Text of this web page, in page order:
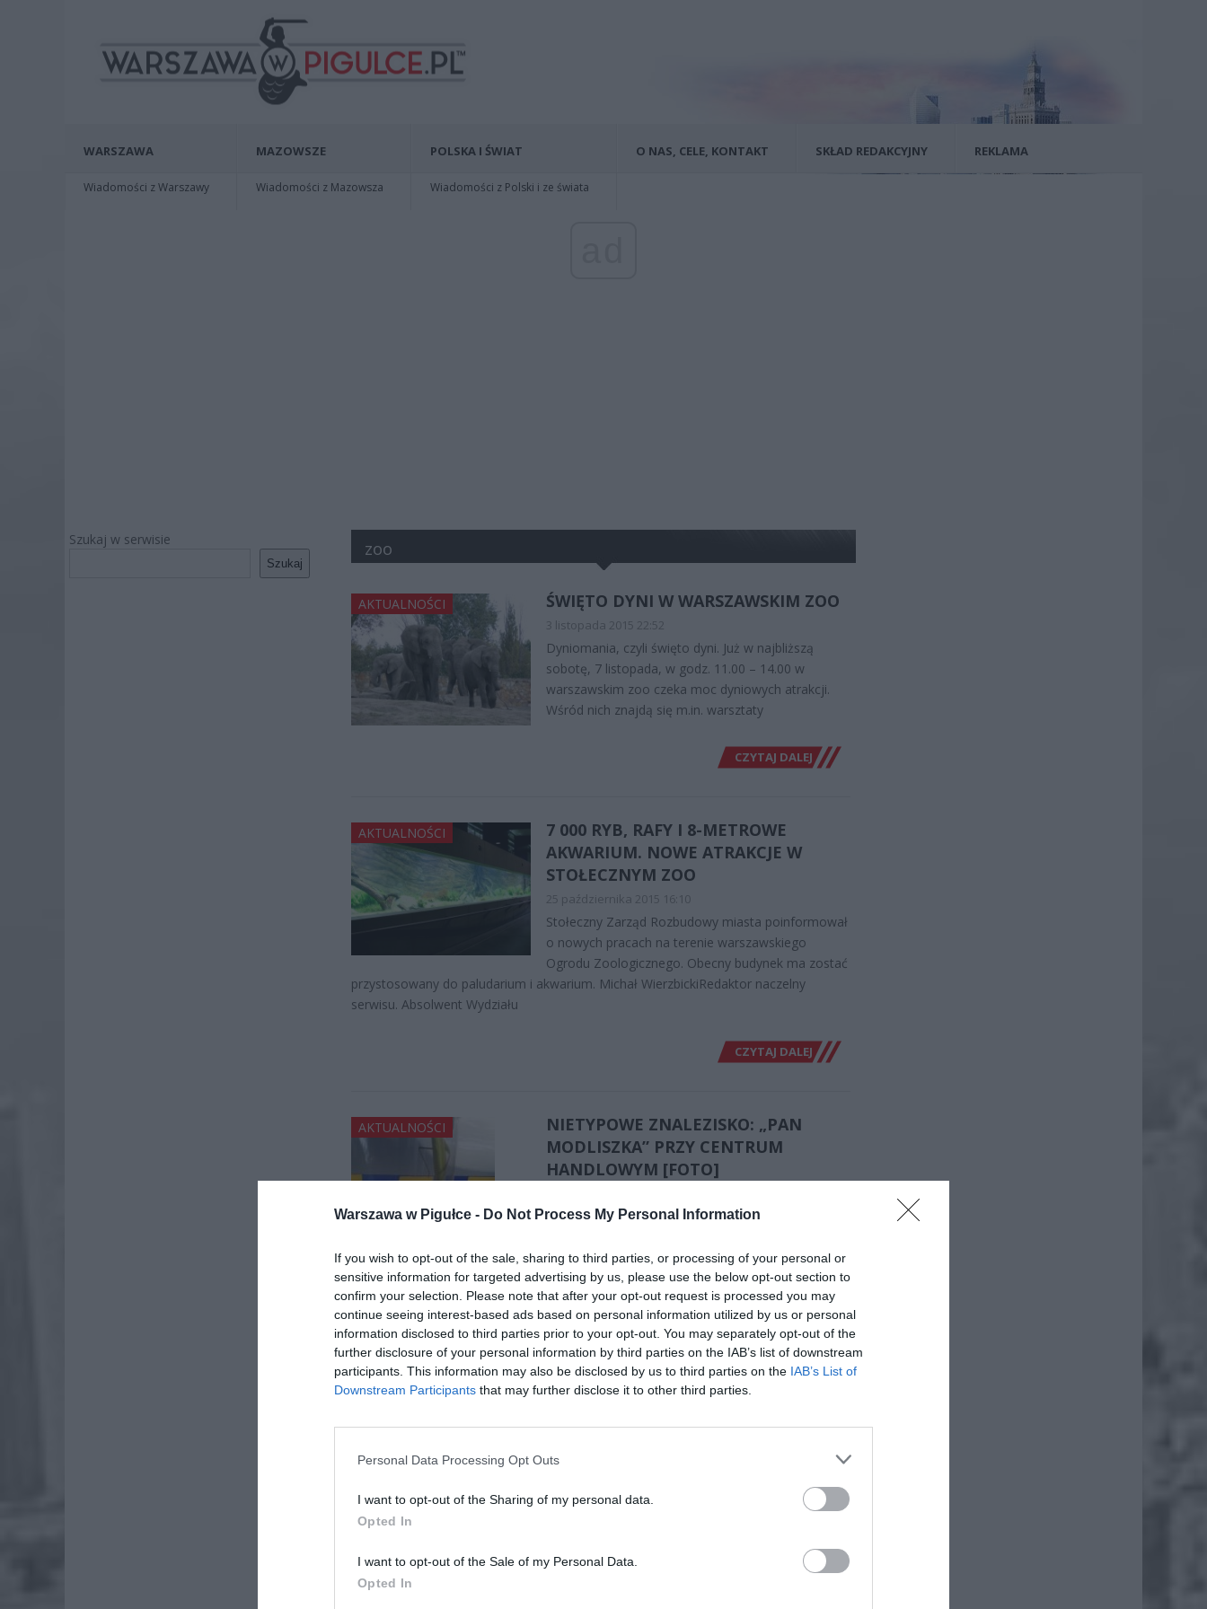
Warszawa w Pigułce - Do Not Process My Personal Information
If you wish to opt-out of the sale, sharing to third parties, or processing of your personal or
sensitive information for targeted advertising by us, please use the below opt-out section to
confirm your selection. Please note that after your opt-out request is processed you may
continue seeing interest-based ads based on personal information utilized by us or personal
information disclosed to third parties prior to your opt-out. You may separately opt-out of the
further disclosure of your personal information by third parties on the IAB’s list of downstream
participants. This information may also be disclosed by us to third parties on the IAB’s List of
Downstream Participants that may further disclose it to other third parties.
Personal Data Processing Opt Outs
I want to opt-out of the Sharing of my personal data.
Opted In
I want to opt-out of the Sale of my Personal Data.
Opted In
WARSZAWA
Wiadomości z Warszawy
MAZOWSZE
Wiadomości z Mazowsza
POLSKA I ŚWIAT
Wiadomości z Polski i ze świata
O NAS, CELE, KONTAKT SKŁAD REDAKCYJNY REKLAMA
Szukaj w serwisie
Szukaj
zoo
AKTUALNOŚCI ŚWIĘTO DYNI W WARSZAWSKIM ZOO
3 listopada 2015 22:52
Dyniomania, czyli święto dyni. Już w najbliższą
sobotę, 7 listopada, w godz. 11.00 – 14.00 w
warszawskim zoo czeka moc dyniowych atrakcji.
Wśród nich znajdą się m.in. warsztaty
CZYTAJ DALEJ
AKTUALNOŚCI
7 000 RYB, RAFY I 8-METROWE
AKWARIUM. NOWE ATRAKCJE W
STOŁECZNYM ZOO
25 października 2015 16:10
Stołeczny Zarząd Rozbudowy miasta poinformował
o nowych pracach na terenie warszawskiego
Ogrodu Zoologicznego. Obecny budynek ma zostać
przystosowany do paludarium i akwarium. Michał WierzbickiRedaktor naczelny
serwisu. Absolwent Wydziału
CZYTAJ DALEJ
AKTUALNOŚCI
NIETYPOWE ZNALEZISKO: „PAN
MODLISZKA” PRZY CENTRUM
HANDLOWYM [FOTO]
Podczas kontroli otoczenia centrum handlowego
strażników z Patrolu Ekologicznego podeszli
pracownicy ochrony i wskazali leżący pojemnik po napojach. Wewnątrz znajdował się
samiec
CZYTAJ DALEJ
ZOSTAJĄ!
W ten sposób Fanpage Praga Północ skomentował
niedźwiedzi brunatnych na Północnej Pradze
(pisownia oryginalna): „Drodzy Państwo ! Z wielką RADOŚCIĄ informujemy że,